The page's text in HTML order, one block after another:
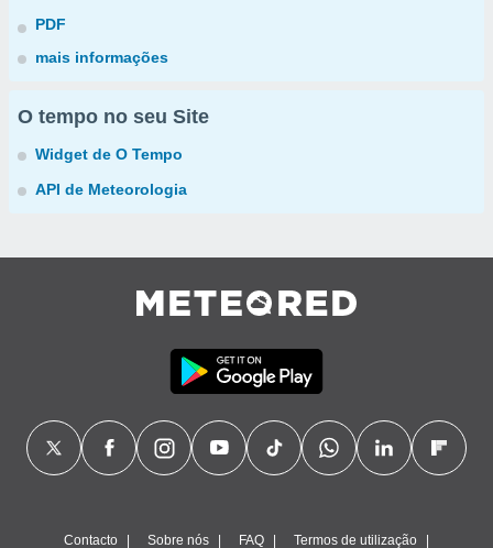
PDF
mais informações
O tempo no seu Site
Widget de O Tempo
API de Meteorologia
Contacto Sobre nós FAQ Termos de utilização